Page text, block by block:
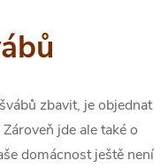
zbavit, je objednat
jde ale také o
domácnost ještě není